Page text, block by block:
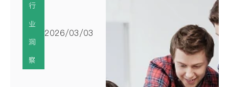
行
业
洞
察
2026/03/03